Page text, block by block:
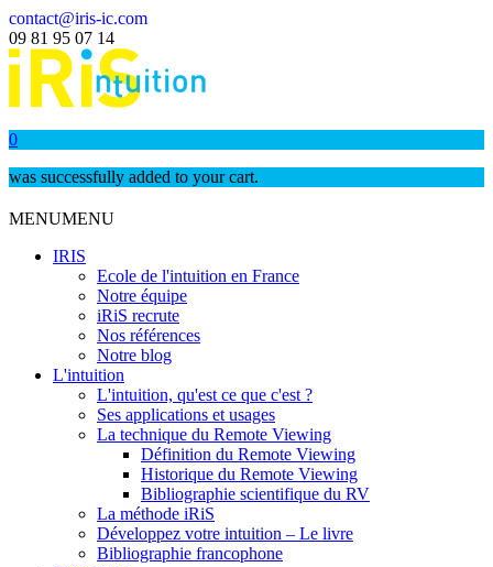
contact@iris-ic.com
09 81 95 07 14
0
was successfully added to your cart.
MENUMENU
IRIS
Ecole de l'intuition en France
Notre équipe
iRiS recrute
Nos références
Notre blog
L'intuition
L'intuition, qu'est ce que c'est ?
Ses applications et usages
La technique du Remote Viewing
Définition du Remote Viewing
Historique du Remote Viewing
Bibliographie scientifique du RV
La méthode iRiS
Développez votre intuition – Le livre
Bibliographie francophone